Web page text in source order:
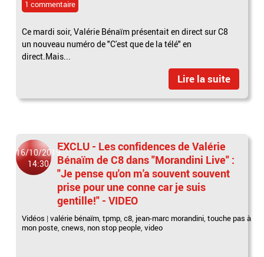
1 commentaire
Ce mardi soir, Valérie Bénaïm présentait en direct sur C8
un nouveau numéro de "C'est que de la télé" en
direct.Mais...
Lire la suite
16/10/2019
14:30
EXCLU - Les confidences de Valérie
Bénaïm de C8 dans "Morandini Live" :
"Je pense qu'on m'a souvent souvent
prise pour une conne car je suis
gentille!" - VIDEO
Vidéos |valérie bénaïm ,tpmp ,c8 jean-marc morandini ,touche pas à
mon poste ,cnews non stop people ,video